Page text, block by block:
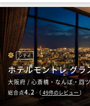
シティ
ホテルモントレ グラ
大阪府 / 心斎橋・なんば・四
総合点4.2（ 49件のレビュー ）